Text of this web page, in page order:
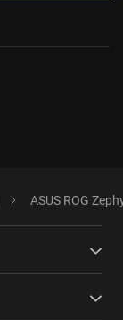
ASUS ROG